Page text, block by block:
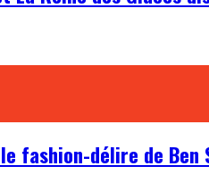
fashion-délire de